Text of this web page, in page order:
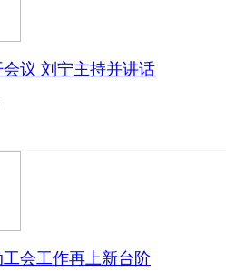
议 刘宁主持并讲话
会工作再上新台阶